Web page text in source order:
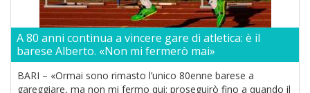
A 80 anni continua a vincere gare di atletica: è il
barese Alberto. «Non mi fermerò mai»
BARI – «Ormai sono rimasto l’unico 80enne barese a
gareggiare, ma non mi fermo qui: proseguirò fino a quando il